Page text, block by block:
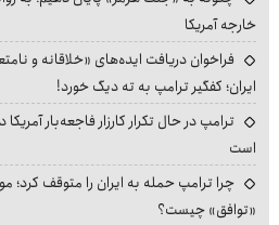
خارجه آمریکا
فراخوان دریافت ایده‌های «خلاقانه و
ایران؛ کفگیر ترامپ به ته دیگ خورد!
ترامپ در حال تکرار کارزار فاجعه‌بار
است
چرا ترامپ حمله به ایران را متوقف کرد؛
«توافق» چیست؟